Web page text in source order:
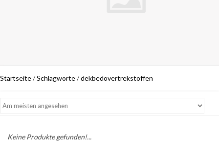
Startseite/Schlagworte/dekbedovertrekstoffen
Keine Produkte gefunden!...